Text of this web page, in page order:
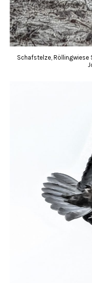
Schafstelze, Röllingwiese